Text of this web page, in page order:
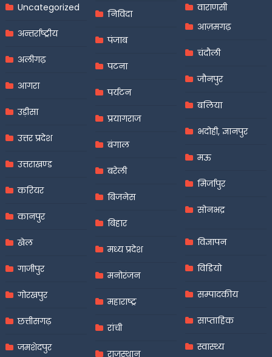
Uncategorized
अन्तर्राष्ट्रीय
अलीगढ़
आगरा
उड़ीसा
उत्तर प्रदेश
उत्तराखण्ड
करियर
कानपुर
खेल
गाजीपुर
गोरखपुर
छत्तीसगढ़
जमशेदपुर
निविदा
पंजाब
पटना
पर्यटन
प्रयागराज
बंगाल
बरेली
बिजनेस
बिहार
मध्य प्रदेश
मनोरंजन
महाराष्ट्र
रांची
राजस्थान
वाराणसी
आज़मगढ़
चंदौली
जौनपुर
बलिया
भदोही, ज्ञानपुर
मऊ
मिर्जापुर
सोनभद्र
विज्ञापन
विडियो
सम्पादकीय
साप्ताहिक
स्वास्थ्य